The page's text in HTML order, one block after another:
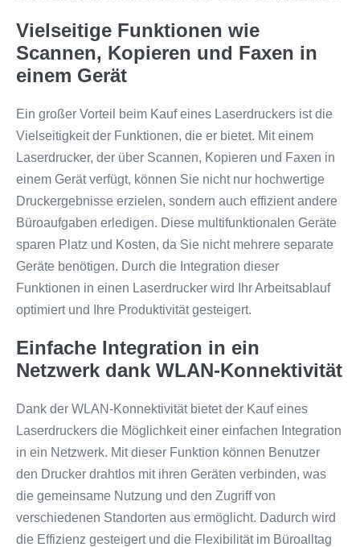
Vielseitige Funktionen wie
Scannen, Kopieren und Faxen in
einem Gerät
Ein großer Vorteil beim Kauf eines Laserdruckers ist die
Vielseitigkeit der Funktionen, die er bietet. Mit einem
Laserdrucker, der über Scannen, Kopieren und Faxen in
einem Gerät verfügt, können Sie nicht nur hochwertige
Druckergebnisse erzielen, sondern auch effizient andere
Büroaufgaben erledigen. Diese multifunktionalen Geräte
sparen Platz und Kosten, da Sie nicht mehrere separate
Geräte benötigen. Durch die Integration dieser
Funktionen in einen Laserdrucker wird Ihr Arbeitsablauf
optimiert und Ihre Produktivität gesteigert.
Einfache Integration in ein
Netzwerk dank WLAN-Konnektivität
Dank der WLAN-Konnektivität bietet der Kauf eines
Laserdruckers die Möglichkeit einer einfachen Integration
in ein Netzwerk. Mit dieser Funktion können Benutzer
den Drucker drahtlos mit ihren Geräten verbinden, was
die gemeinsame Nutzung und den Zugriff von
verschiedenen Standorten aus ermöglicht. Dadurch wird
die Effizienz gesteigert und die Flexibilität im Büroalltag